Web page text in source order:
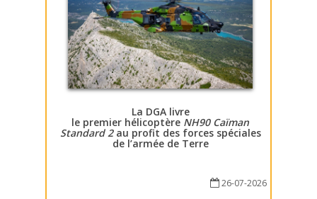
La DGA livre
le premier hélicoptère NH90 Caïman
Standard 2au profit des forces spéciales
de l’armée de Terre
26-07-2026